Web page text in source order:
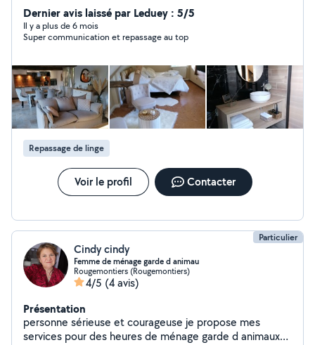
très satisfait de mon travail. Je suis sérieuse, rigoureuse
, efficace et discrète. Je m'occupe de toutes les tâches
ménagères, également du repassage si besoin, portage
Dernier avis laissé par Leduey : 5/5
Il y a plus de 6 mois
Super communication et repassage au top
Repassage de linge
Voir le profil Contacter
Particulier
Cindy cindy
Femme de ménage garde d animau
Rougemontiers (Rougemontiers)
4/5 (4 avis)
Présentation
personne sérieuse et courageuse je propose mes
services pour des heures de ménage garde d animaux